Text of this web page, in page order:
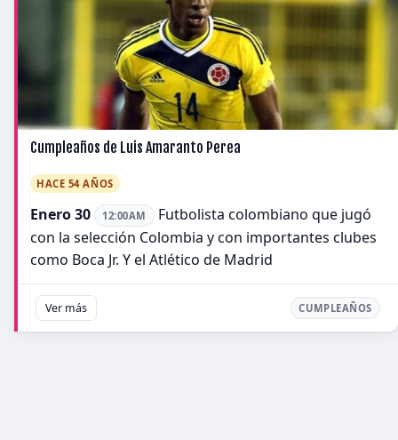
Cumpleaños de Luis Amaranto Perea
HACE 54 AÑOS
Enero 30 12:00AM
Futbolista colombiano que jugó
con la selección Colombia y con importantes clubes
como Boca Jr. Y el Atlético de Madrid
Ver más CUMPLEAÑOS